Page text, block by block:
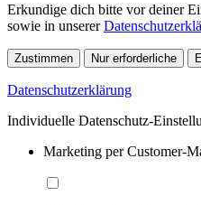
Erkundige dich bitte vor deiner
sowie in unserer
Zustimmen Nur erforderliche
Datenschutzerklärung
Individuelle Datenschutz-
Marketing per Customer-